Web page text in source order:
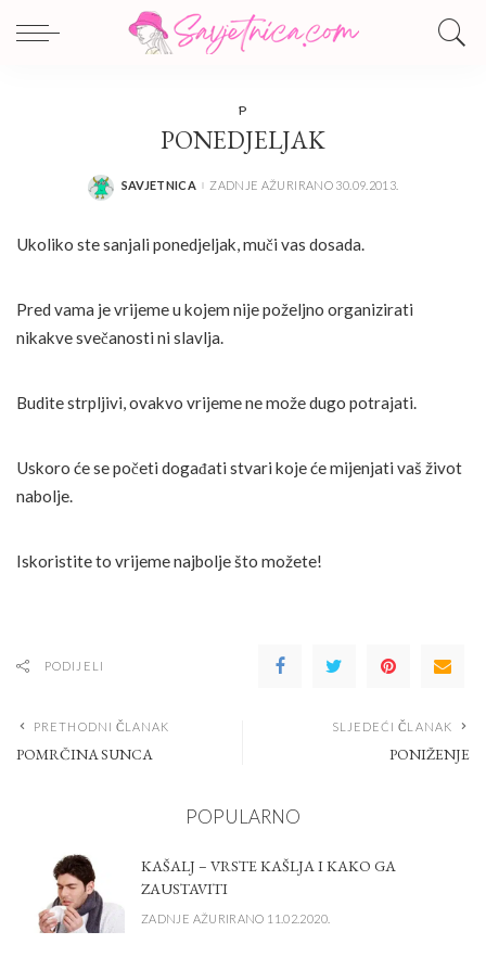
P
PONEDJELJAK
POSTED
SAVJETNICA ZADNJE AŽURIRANO 30.09.2013.
Ukoliko ste sanjali ponedjeljak, muči vas dosada.
Pred vama je vrijeme u kojem nije poželjno organizirati
nikakve svečanosti ni slavlja.
Budite strpljivi, ovakvo vrijeme ne može dugo potrajati.
Uskoro će se početi događati stvari koje će mijenjati vaš život
nabolje.
Iskoristite to vrijeme najbolje što možete!
PODIJELI
PRETHODNI ČLANAK
POMRČINA SUNCA
SLJEDEĆI ČLANAK
PONIŽENJE
POPULARNO
KAŠALJ – VRSTE KAŠLJA I KAKO GA
ZAUSTAVITI
ZADNJE AŽURIRANO 11.02.2020.